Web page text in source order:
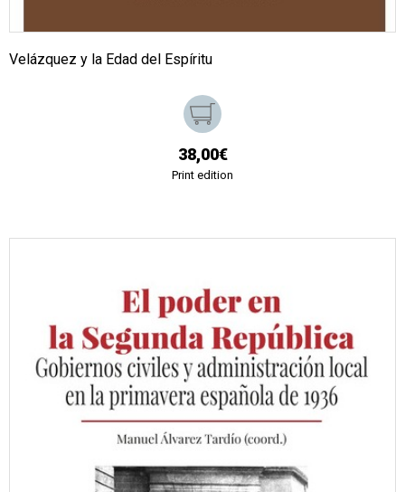
Velázquez y la Edad del Espíritu
38,00€
Print edition